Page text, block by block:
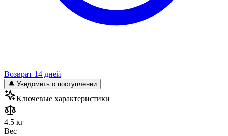
Возврат 14 дней
🔔 Уведомить о поступлении
Ключевые характеристики
4.5 кг
Вес